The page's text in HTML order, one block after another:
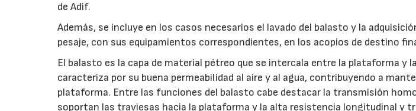
de Adif.
Además, se incluye en los casos necesarios el lavado del balasto y la
pesaje, con sus equipamientos correspondientes, en los acopios de destino
El balasto es la capa de material pétreo que se intercala entre la plataforma y
caracteriza por su buena permeabilidad al aire y al agua, contribuyendo a
plataforma. Entre las funciones del balasto cabe destacar la transmisión
soportan las traviesas hacia la plataforma y la alta resistencia longitudinal y